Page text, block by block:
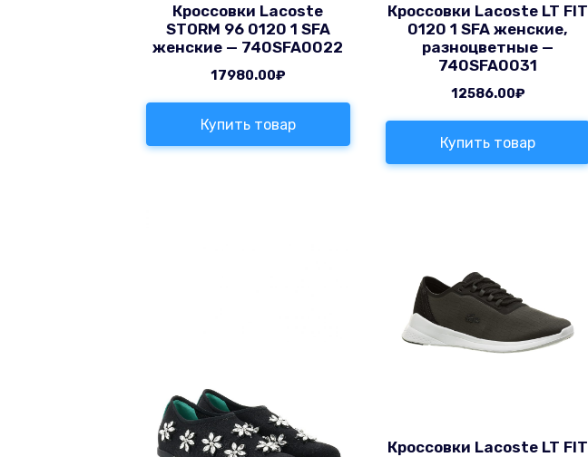
Кроссовки Lacoste
STORM 96 0120 1 SFA
женские — 740SFA0022
17980.00₽
Купить товар
Кроссовки Lacoste LT FIT
0120 1 SFA женские,
разноцветные —
740SFA0031
12586.00₽
Купить товар
Кроссовки Lacoste LT FIT